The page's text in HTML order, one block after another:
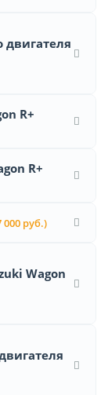
двигателя
R+
R+
000 руб.)
Wagon